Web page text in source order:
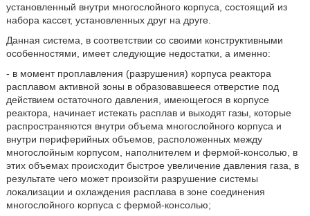
установленный внутри многослойного корпуса, состоящий из
набора кассет, установленных друг на друге.
Данная система, в соответствии со своими конструктивными
особенностями, имеет следующие недостатки, а именно:
- в момент проплавления (разрушения) корпуса реактора
расплавом активной зоны в образовавшееся отверстие под
действием остаточного давления, имеющегося в корпусе
реактора, начинает истекать расплав и выходят газы, которые
распространяются внутри объема многослойного корпуса и
внутри периферийных объемов, расположенных между
многослойным корпусом, наполнителем и фермой-консолью, в
этих объемах происходит быстрое увеличение давления газа, в
результате чего может произойти разрушение системы
локализации и охлаждения расплава в зоне соединения
многослойного корпуса с фермой-консолью;